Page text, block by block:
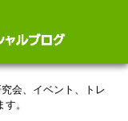
会、イベント、トレ
。